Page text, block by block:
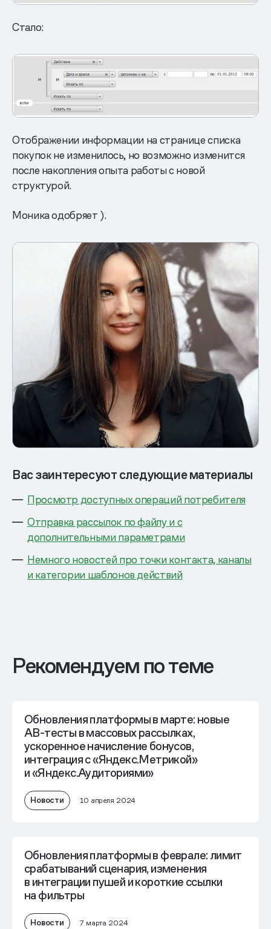
Стало:
Отображении информации на странице списка
покупок не изменилось, но возможно изменится
после накопления опыта работы с новой
структурой.
Моника одобряет ).
Вас заинтересуют следующие материалы
Просмотр доступных операций потребителя
Отправка рассылок по файлу и с
дополнительными параметрами
Немного новостей про точки контакта, каналы
и категории шаблонов действий
Рекомендуем по теме
Обновления платформы в марте: новые
AB-тесты в массовых рассылках,
ускоренное начисление бонусов,
интеграция с «Яндекс.Метрикой»
и «Яндекс.Аудиториями»
Новости 10 апреля 2024
Обновления платформы в феврале: лимит
срабатываний сценария, изменения
в интеграции пушей и короткие ссылки
на фильтры
Новости 7 марта 2024